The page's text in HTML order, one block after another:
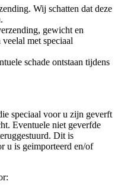
Wij schatten dat deze
gewicht en
met speciaal
schade ontstaan tijdens
speciaal voor u zijn geverft
Eventuele niet geverfde
Dit is
u is geimporteerd en/of